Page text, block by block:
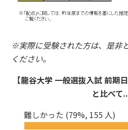
※実際に受験された方は、是非
ください。
【龍谷大学 一般選抜入試 前期
と比べて
難しかった (79%, 155 人)